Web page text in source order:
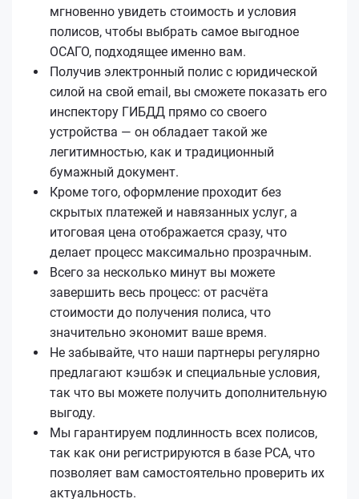
мгновенно увидеть стоимость и условия
полисов, чтобы выбрать самое выгодное
ОСАГО, подходящее именно вам.
Получив электронный полис с юридической
силой на свой email, вы сможете показать его
инспектору ГИБДД прямо со своего
устройства — он обладает такой же
легитимностью, как и традиционный
бумажный документ.
Кроме того, оформление проходит без
скрытых платежей и навязанных услуг, а
итоговая цена отображается сразу, что
делает процесс максимально прозрачным.
Всего за несколько минут вы можете
завершить весь процесс: от расчёта
стоимости до получения полиса, что
значительно экономит ваше время.
Не забывайте, что наши партнеры регулярно
предлагают кэшбэк и специальные условия,
так что вы можете получить дополнительную
выгоду.
Мы гарантируем подлинность всех полисов,
так как они регистрируются в базе РСА, что
позволяет вам самостоятельно проверить их
актуальность.